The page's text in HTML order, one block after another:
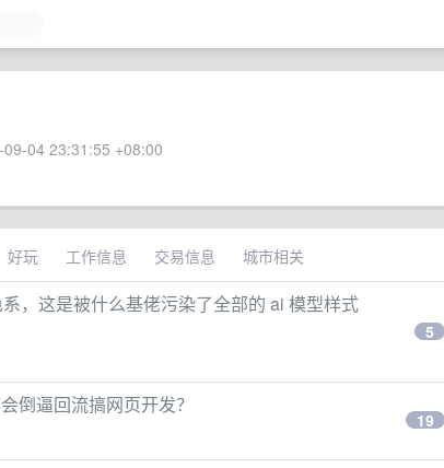
04 23:31:55 +08:00
好玩 工作信息 交易信息 城市相关
，这是被什么基佬污染了全部的 ai 模型样式
5
倒逼回流搞网页开发？
19